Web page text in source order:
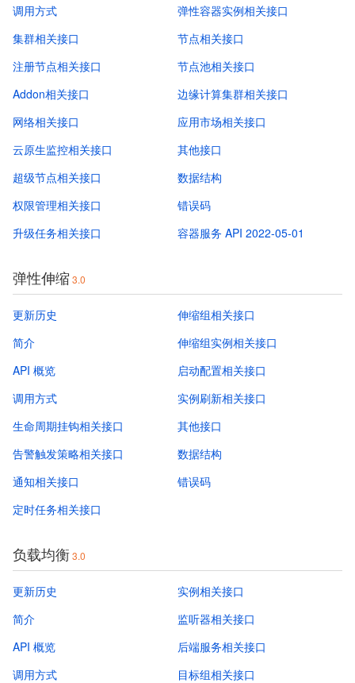
调用方式
弹性容器实例相关接口
集群相关接口
注册节点相关接口
Addon相关接口
网络相关接口
节点相关接口
节点池相关接口
边缘计算集群相关接口
应用市场相关接口
云原生监控相关接口
超级节点相关接口
权限管理相关接口
升级任务相关接口
其他接口
数据结构
错误码
容器服务 API 2022-05-01
弹性伸缩 3.0
更新历史
简介
API 概览
调用方式
伸缩组相关接口
伸缩组实例相关接口
启动配置相关接口
实例刷新相关接口
生命周期挂钩相关接口
告警触发策略相关接口
通知相关接口
定时任务相关接口
其他接口
数据结构
错误码
负载均衡3.0
更新历史
简介
API 概览
调用方式
实例相关接口
监听器相关接口
后端服务相关接口
目标组相关接口